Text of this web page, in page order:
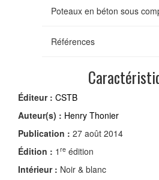
Poteaux en béton sous
Références
Éditeur : CSTB
Auteur(s) : Henry Thonier
Publication : 27 août 2014
Édition : 1 re édition
Intérieur : Noir & blanc